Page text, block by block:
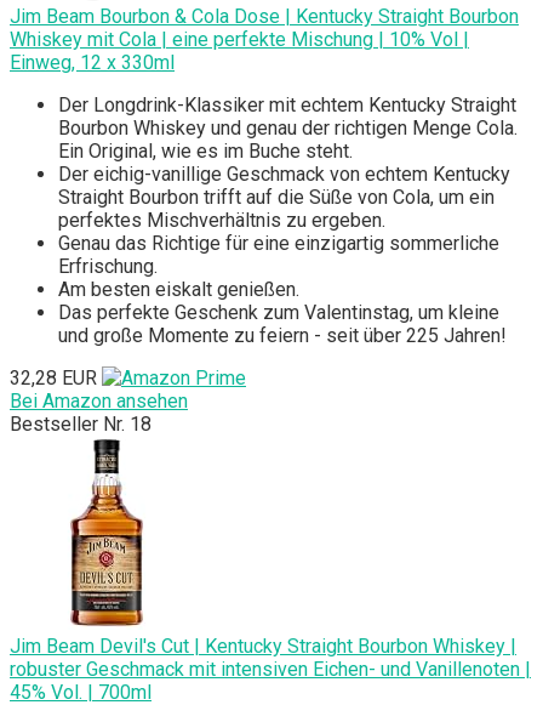
Jim Beam Bourbon & Cola Dose | Kentucky Straight Bourbon
Whiskey mit Cola | eine perfekte Mischung | 10% Vol |
Einweg, 12 x 330ml
Der Longdrink-Klassiker mit echtem Kentucky Straight
Bourbon Whiskey und genau der richtigen Menge Cola.
Ein Original, wie es im Buche steht.
Der eichig-vanillige Geschmack von echtem Kentucky
Straight Bourbon trifft auf die Süße von Cola, um ein
perfektes Mischverhältnis zu ergeben.
Genau das Richtige für eine einzigartig sommerliche
Erfrischung.
Am besten eiskalt genießen.
Das perfekte Geschenk zum Valentinstag, um kleine
und große Momente zu feiern - seit über 225 Jahren!
32,28 EUR
Bei Amazon ansehen
Bestseller Nr. 18
Jim Beam Devil's Cut | Kentucky Straight Bourbon Whiskey |
robuster Geschmack mit intensiven Eichen- und Vanillenoten |
45% Vol. | 700ml